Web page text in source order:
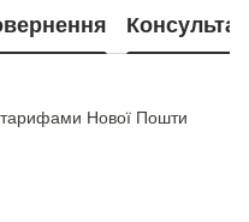
Нової Пошти